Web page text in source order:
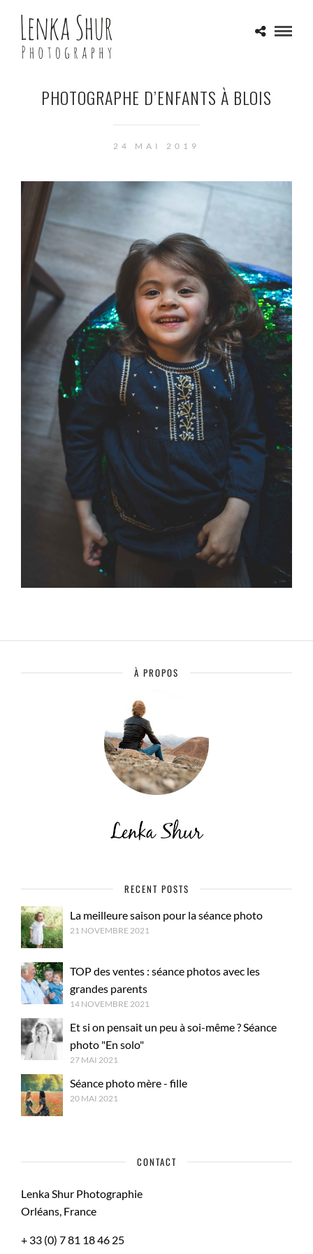
PHOTOGRAPHE D’ENFANTS À BLOIS
24 MAI 2019
À PROPOS
RECENT POSTS
La meilleure saison pour la séance photo
21 NOVEMBRE 2021
TOP des ventes : séance photos avec les
grandes parents
14 NOVEMBRE 2021
Et si on pensait un peu à soi-même ? Séance
photo "En solo"
27 MAI 2021
Séance photo mère - fille
20 MAI 2021
CONTACT
Lenka Shur Photographie
Orléans, France
+ 33 (0) 7 81 18 46 25